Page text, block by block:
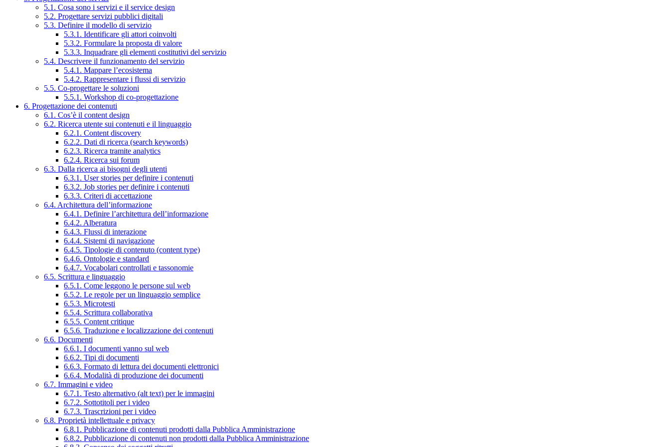
5.1. Cosa sono i servizi e il service design
5.2. Progettare servizi pubblici digitali
5.3. Definire il modello di servizio
5.3.1. Identificare gli attori coinvolti
5.3.2. Formulare la proposta di valore
5.3.3. Inquadrare gli elementi costitutivi del servizio
5.4. Descrivere il funzionamento del servizio
5.4.1. Mappare l’ecosistema
5.4.2. Rappresentare i flussi di servizio
5.5. Co-progettare le soluzioni
5.5.1. Workshop di co-progettazione
6. Progettazione dei contenuti
6.1. Cos’è il content design
6.2. Ricerca utente sui contenuti e il linguaggio
6.2.1. Content discovery
6.2.2. Dati di ricerca (search keywords)
6.2.3. Ricerca tramite analytics
6.2.4. Ricerca sui forum
6.3. Dalla ricerca ai bisogni degli utenti
6.3.1. User stories per definire i contenuti
6.3.2. Job stories per definire i contenuti
6.3.3. Criteri di accettazione
6.4. Architettura dell’informazione
6.4.1. Definire l’architettura dell’informazione
6.4.2. Alberatura
6.4.3. Flussi di interazione
6.4.4. Sistemi di navigazione
6.4.5. Tipologie di contenuto (content type)
6.4.6. Ontologie e standard
6.4.7. Vocabolari controllati e tassonomie
6.5. Scrittura e linguaggio
6.5.1. Come leggono le persone sul web
6.5.2. Le regole per un linguaggio semplice
6.5.3. Microtesti
6.5.4. Scrittura collaborativa
6.5.5. Content critique
6.5.6. Traduzione e localizzazione dei contenuti
6.6. Documenti
6.6.1. I documenti vanno sul web
6.6.2. Tipi di documenti
6.6.3. Formato di lettura dei documenti elettronici
6.6.4. Modalità di produzione dei documenti
6.7. Immagini e video
6.7.1. Testo alternativo (alt text) per le immagini
6.7.2. Sottotitoli per i video
6.7.3. Trascrizioni per i video
6.8. Proprietà intellettuale e privacy
6.8.1. Pubblicazione di contenuti prodotti dalla Pubblica Amministrazione
6.8.2. Pubblicazione di contenuti non prodotti dalla Pubblica Amministrazione